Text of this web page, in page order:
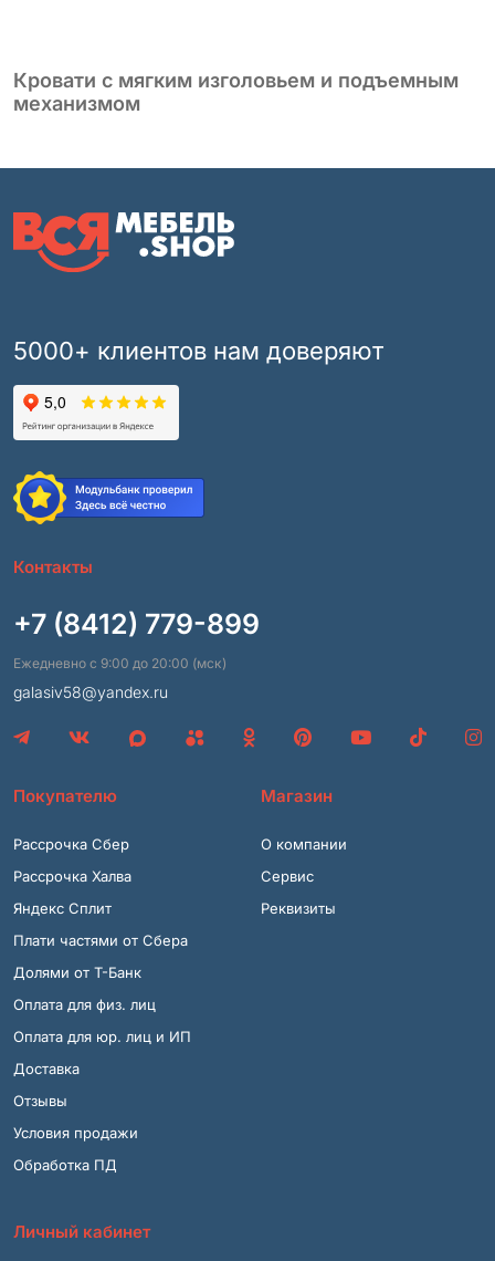
Кровати с мягким изголовьем и подъемным
механизмом
5000+ клиентов нам доверяют
Контакты
+7 (8412) 779-899
Ежедневно с 9:00 до 20:00 (мск)
galasiv58@yandex.ru
Покупателю
Рассрочка Сбер
Рассрочка Халва
Яндекс Сплит
Плати частями от Сбера
Долями от Т-Банк
Оплата для физ. лиц
Оплата для юр. лиц и ИП
Доставка
Отзывы
Условия продажи
Обработка ПД
Магазин
О компании
Сервис
Реквизиты
Личный кабинет